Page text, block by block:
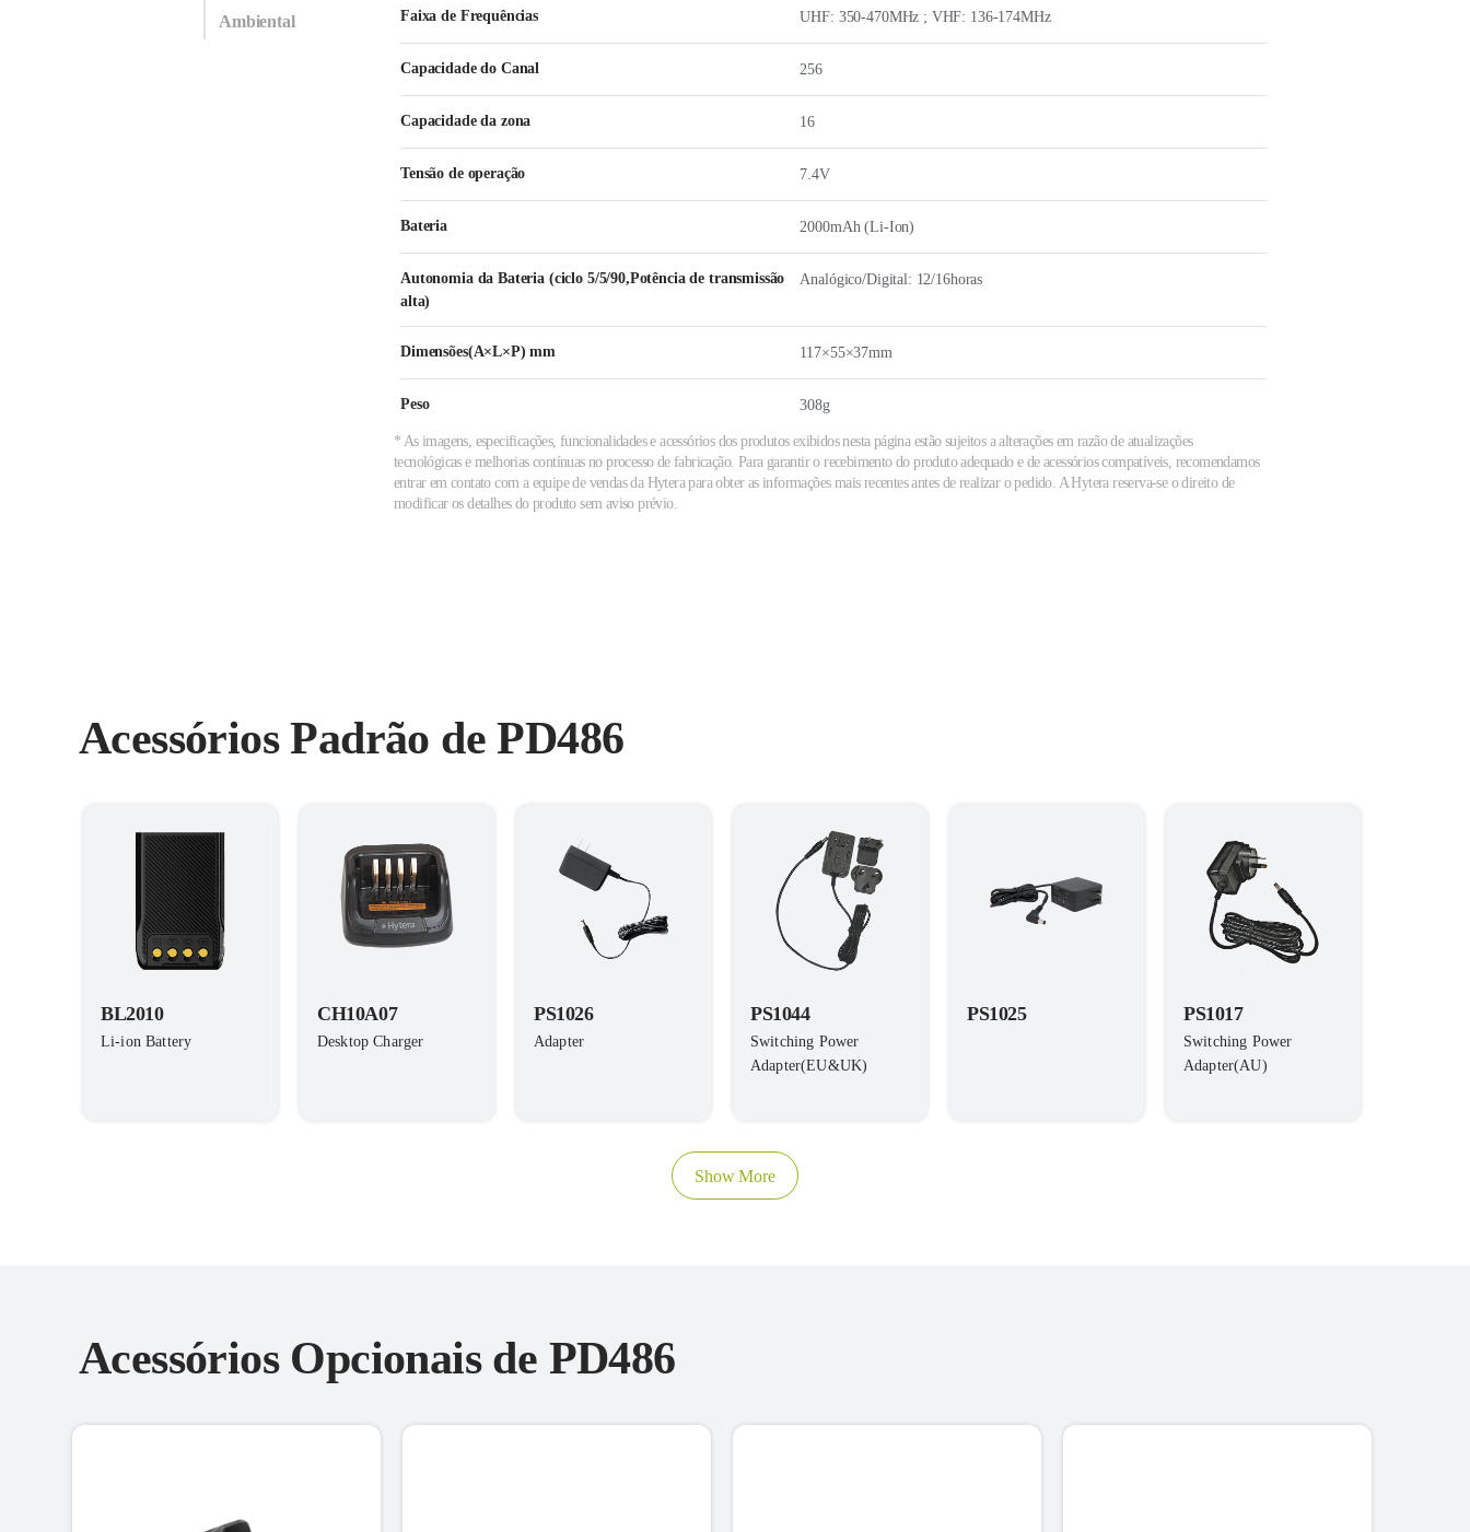
Ambiental Faixa de Frequências UHF: 350-470MHz ; VHF: 136-174MHz
Capacidade do Canal 256
Capacidade da zona 16
Tensão de operação 7.4V
Bateria 2000mAh (Li-Ion)
Autonomia da Bateria (ciclo 5/5/90,Potência de transmissão
alta)
Analógico/Digital: 12/16horas
Dimensões(A×L×P) mm 117×55×37mm
Peso 308g
* As imagens, especificações, funcionalidades e acessórios dos produtos exibidos nesta página estão sujeitos a alterações em razão de atualizações
tecnológicas e melhorias contínuas no processo de fabricação. Para garantir o recebimento do produto adequado e de acessórios compatíveis, recomendamos
entrar em contato com a equipe de vendas da Hytera para obter as informações mais recentes antes de realizar o pedido. A Hytera reserva-se o direito de
modificar os detalhes do produto sem aviso prévio.
Acessórios Padrão de PD486
BL2010
Li-ion Battery
CH10A07
Desktop Charger
PS1026
Adapter
PS1044
Switching Power
Adapter(EU&UK)
PS1025 PS1017
Switching Power
Adapter(AU)
Show More
Acessórios Opcionais de PD486